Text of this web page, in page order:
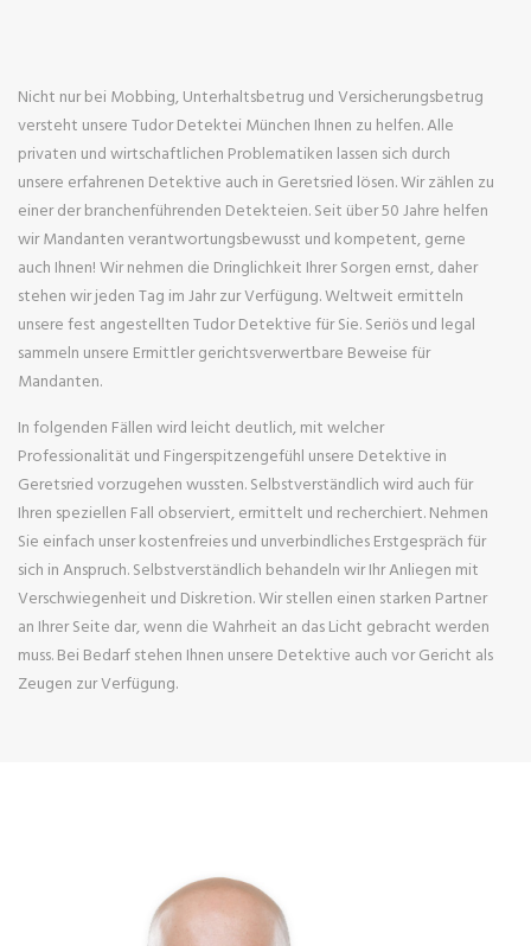
Nicht nur bei Mobbing, Unterhaltsbetrug und Versicherungsbetrug
versteht unsere Tudor Detektei München Ihnen zu helfen. Alle
privaten und wirtschaftlichen Problematiken lassen sich durch
unsere erfahrenen Detektive auch in Geretsried lösen. Wir zählen zu
einer der branchenführenden Detekteien. Seit über 50 Jahre helfen
wir Mandanten verantwortungsbewusst und kompetent, gerne
auch Ihnen! Wir nehmen die Dringlichkeit Ihrer Sorgen ernst, daher
stehen wir jeden Tag im Jahr zur Verfügung. Weltweit ermitteln
unsere fest angestellten Tudor Detektive für Sie. Seriös und legal
sammeln unsere Ermittler gerichtsverwertbare Beweise für
Mandanten.
In folgenden Fällen wird leicht deutlich, mit welcher
Professionalität und Fingerspitzengefühl unsere Detektive in
Geretsried vorzugehen wussten. Selbstverständlich wird auch für
Ihren speziellen Fall observiert, ermittelt und recherchiert. Nehmen
Sie einfach unser kostenfreies und unverbindliches Erstgespräch für
sich in Anspruch. Selbstverständlich behandeln wir Ihr Anliegen mit
Verschwiegenheit und Diskretion. Wir stellen einen starken Partner
an Ihrer Seite dar, wenn die Wahrheit an das Licht gebracht werden
muss. Bei Bedarf stehen Ihnen unsere Detektive auch vor Gericht als
Zeugen zur Verfügung.